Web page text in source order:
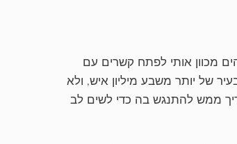
מכוון אותי לפתח קשרים עם
של יותר משבע מיליון איש, ולא
ממש להתנגש בה כדי לשים לב